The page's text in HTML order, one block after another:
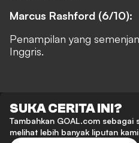
Marcus Rashford (6/10):
Penampilan yang
Inggris.
SUKA CERITA INI?
Tambahkan GOAL.com
melihat lebih banyak liputan kami